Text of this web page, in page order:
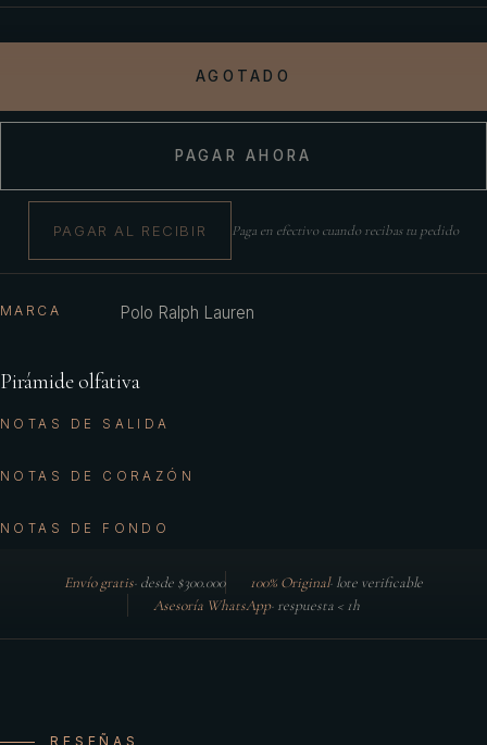
AGOTADO
PAGAR AHORA
PAGAR AL RECIBIR Paga en efectivo cuando recibas tu pedido
MARCA Polo Ralph Lauren
Pirámide olfativa
NOTAS DE SALIDA
NOTAS DE CORAZÓN
NOTAS DE FONDO
Envío gratis· desde $300.000 100% Original· lote verificable
Asesoría WhatsApp· respuesta < 1h
RESEÑAS